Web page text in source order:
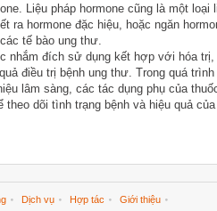
Liệu pháp hormone cũng là một
ra hormone đặc hiệu, hoặc ngăn
tế bào ung thư.
nhắm đích sử dụng kết hợp với hóa
điều trị bệnh ung thư. Trong quá
lâm sàng, các tác dụng phụ của
theo dõi tình trạng bệnh và hiệu quả
Dịch vụ Hợp tác Giới thiệu